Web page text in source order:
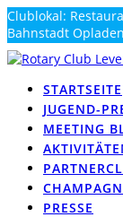
Zum
Inhalt
springen
Clublokal:
Bahnstadt
info@rotary-rhein-
STARTSEITE
JUGEND-
MEETING
PRESSE